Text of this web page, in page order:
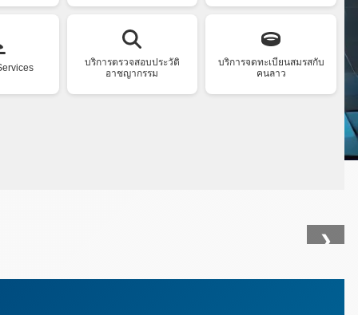
บริการตรวจสอบประวัติ
อาชญากรรม
บริการจดทะเบียนสมรสกับ
คนลาว
❯